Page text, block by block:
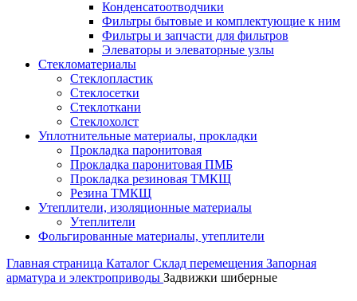
Конденсатоотводчики
Фильтры бытовые и комплектующие к ним
Фильтры и запчасти для фильтров
Элеваторы и элеваторные узлы
Стекломатериалы
Стеклопластик
Стеклосетки
Стеклоткани
Стеклохолст
Уплотнительные материалы, прокладки
Прокладка паронитовая
Прокладка паронитовая ПМБ
Прокладка резиновая ТМКЩ
Резина ТМКЩ
Утеплители, изоляционные материалы
Утеплители
Фольгированные материалы, утеплители
Главная страница Каталог Склад перемещения Запорная
арматура и электроприводы Задвижки шиберные